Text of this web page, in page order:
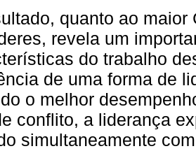
quanto ao
revela um
do trabalho
de uma forma de
o melhor
conflito, a liderança
simultaneamente